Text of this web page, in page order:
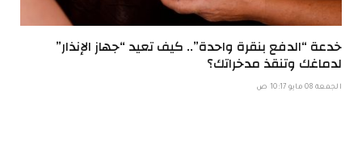
خدعة “الدفع بنقرة واحدة”.. كيف تعيد “جهاز الإنذار”
لدماغك وتنقذ مدخراتك؟
الجمعة 08 مايو 10:17 ص